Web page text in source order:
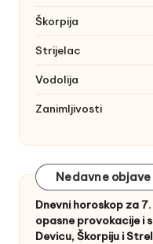
Škorpija
Strijelac
Vodolija
Zanimljivosti
Nedavne objave
Dnevni horoskop za
opasne provokacije i
Devicu, Škorpiju i